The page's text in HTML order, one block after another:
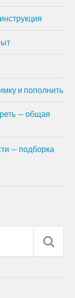
и пополнить
— общая
— подборка